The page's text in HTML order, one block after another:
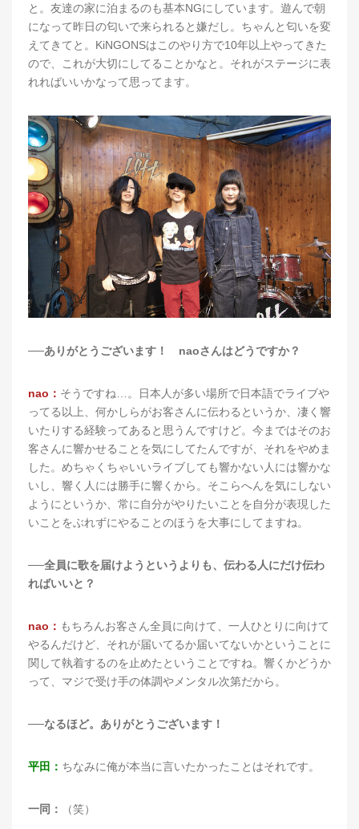
と。友達の家に泊まるのも基本NGにしています。遊んで朝
になって昨日の匂いで来られると嫌だし。ちゃんと匂いを変
えてきてと。KiNGONSはこのやり方で10年以上やってきた
ので、これが大切にしてることかなと。それがステージに表
れればいいかなって思ってます。
──ありがとうございます！ naoさんはどうですか？
nao： そうですね…。日本人が多い場所で日本語でライブや
ってる以上、何かしらがお客さんに伝わるというか、凄く響
いたりする経験ってあると思うんですけど。今まではそのお
客さんに響かせることを気にしてたんですが、それをやめま
した。めちゃくちゃいいライブしても響かない人には響かな
いし、響く人には勝手に響くから。そこらへんを気にしない
ようにというか、常に自分がやりたいことを自分が表現した
いことをぶれずにやることのほうを大事にしてますね。
──全員に歌を届けようというよりも、伝わる人にだけ伝わ
ればいいと？
nao： もちろんお客さん全員に向けて、一人ひとりに向けて
やるんだけど、それが届いてるか届いてないかということに
関して執着するのを止めたということですね。響くかどうか
って、マジで受け手の体調やメンタル次第だから。
──なるほど。ありがとうございます！
平田： ちなみに俺が本当に言いたかったことはそれです。
一同： （笑）